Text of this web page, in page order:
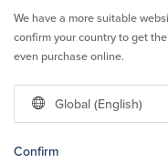
We have a more suitable
confirm your country to get
even purchase online.
Global (English)
Confirm